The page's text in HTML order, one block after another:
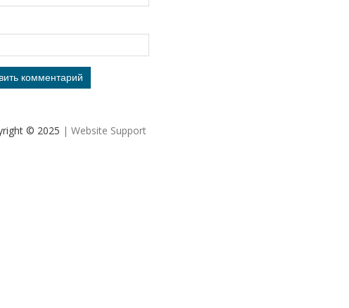
© 2025 | Website Support